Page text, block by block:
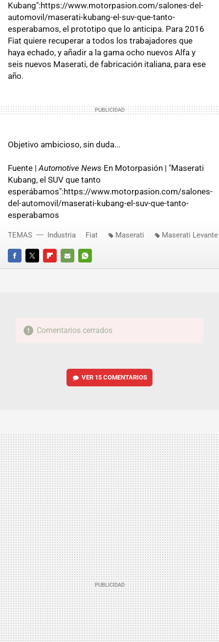
Kubang":https://www.motorpasion.com/salones-del-
automovil/maserati-kubang-el-suv-que-tanto-
esperabamos, el prototipo que lo anticipa. Para 2016
Fiat quiere recuperar a todos los trabajadores que
haya echado, y añadir a la gama ocho nuevos Alfa y
seis nuevos Maserati, de fabricación italiana, para ese
año.
Objetivo ambicioso, sin duda...
Fuente | Automotive News En Motorpasión | "Maserati
Kubang, el SUV que tanto
esperábamos":https://www.motorpasion.com/salones-
del-automovil/maserati-kubang-el-suv-que-tanto-
esperabamos
FACEBOOKTWITTERFLIPBOARD
E-
WHATSAPP
TEMAS Industria Fiat Maserati Maserati Levante
Comentarios cerrados
VER 15 COMENTARIOS